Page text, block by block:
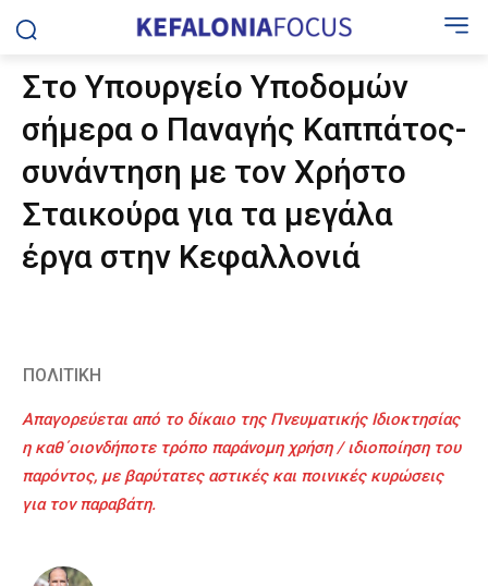
Στο Υπουργείο Υποδομών
σήμερα ο Παναγής Καππάτος-
συνάντηση με τον Χρήστο
Σταικούρα για τα μεγάλα
έργα στην Κεφαλλονιά
ΠΟΛΙΤΙΚΗ
Απαγορεύεται από το δίκαιο της Πνευματικής Ιδιοκτησίας
η καθ΄οιονδήποτε τρόπο παράνομη χρήση / ιδιοποίηση του
παρόντος, με βαρύτατες αστικές και ποινικές κυρώσεις
για τον παραβάτη.